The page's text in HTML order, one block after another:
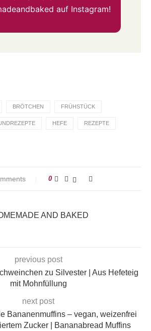
auf Instagram!
BRÖTCHEN FRÜHSTÜCK
HEFE REZEPTE
0
AND BAKED
previous post
zu Silvester | Aus Hefeteig
mit Mohnfüllung
next post
Bananenmuffins – vegan, weizenfrei
Zucker | Bananabread Muffins